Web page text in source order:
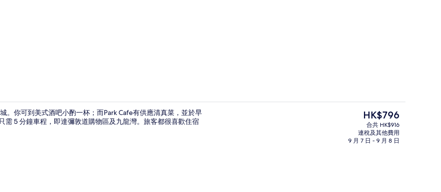
自助餐
。你可到美式酒吧小酌一杯；而Park Cafe有供應清真菜，並於早
5 分鐘車程，即達彌敦道購物區及九龍灣。旅客都很喜歡住宿
現
價
HK$796
HK$796
合共 HK$916
連稅及其他費用
9 月 7 日 - 9 月 8 日